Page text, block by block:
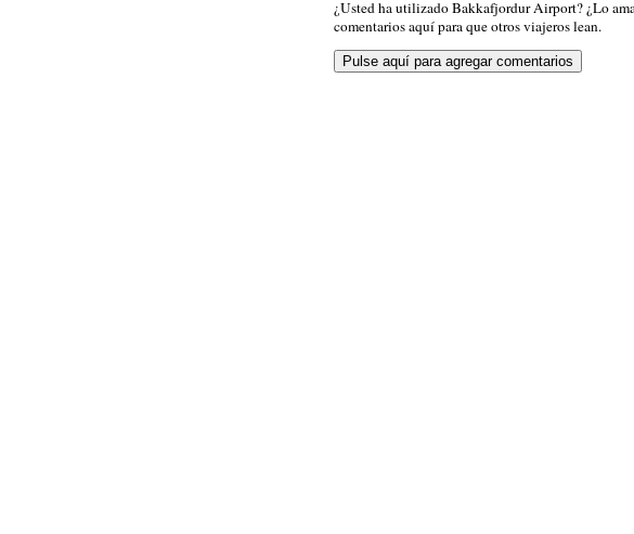
¿Usted ha utilizado Bakkafjordur Airport? ¿Lo
comentarios aquí para que otros viajeros lean.